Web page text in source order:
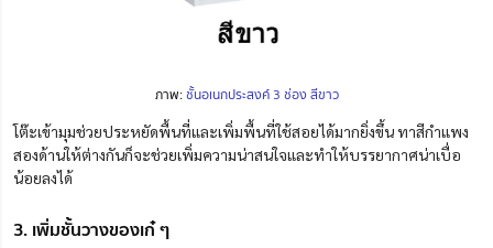
ภาพ:ชั้นอเนกประสงค์ 3 ช่อง สีขาว
โต๊ะเข้ามุมช่วยประหยัดพื้นที่และเพิ่มพื้นที่ใช้สอยได้มากยิ่งขึ้น ทาสีกำแพง
สองด้านให้ต่างกันก็จะช่วยเพิ่มความน่าสนใจและทำให้บรรยากาศน่าเบื่อ
น้อยลงได้
3. เพิ่มชั้นวางของเก๋ ๆ